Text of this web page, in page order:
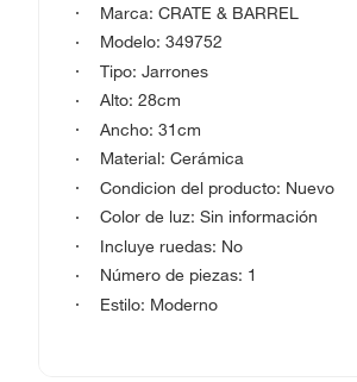
Marca: CRATE & BARREL
Modelo: 349752
Tipo: Jarrones
Alto: 28cm
Ancho: 31cm
Material: Cerámica
Condicion del producto: Nuevo
Color de luz: Sin información
Incluye ruedas: No
Número de piezas: 1
Estilo: Moderno